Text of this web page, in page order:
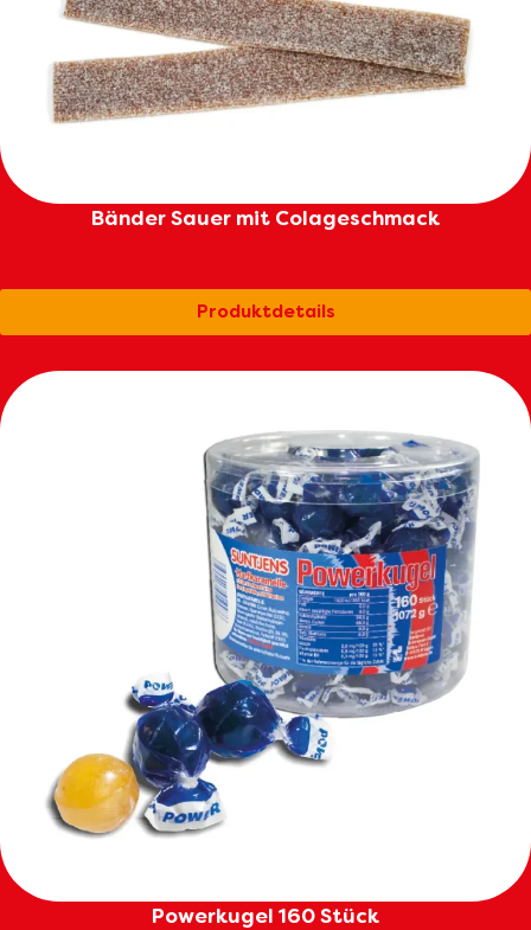
Bänder Sauer mit Colageschmack
Produktdetails
Powerkugel 160 Stück